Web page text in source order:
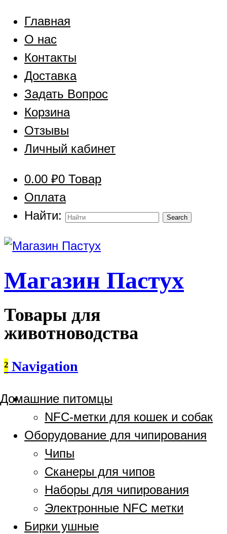
Главная
О нас
Контакты
Доставка
Задать Вопрос
Корзина
Отзывы
Личный кабинет
0.00 ₽0 Товар
Оплата
Найти:
Магазин Пастух
Товары для
животноводства
² Navigation
Домашние питомцы
NFC-метки для кошек и собак
Оборудование для чипирования
Чипы
Сканеры для чипов
Наборы для чипирования
Электронные NFC метки
Бирки ушные